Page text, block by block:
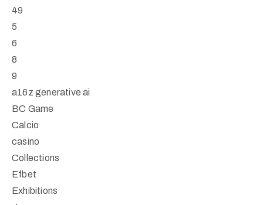
49
5
6
8
9
a16z generative ai
BC Game
Calcio
casino
Collections
Efbet
Exhibitions